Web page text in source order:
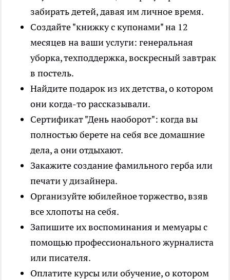
забирать детей, давая им личное время.
Создайте "книжку с купонами" на 12
месяцев на ваши услуги: генеральная
уборка, техподдержка, воскресный завтрак
в постель.
Найдите подарок из их детства, о котором
они когда-то рассказывали.
Сертификат "День наоборот": когда вы
полностью берете на себя все домашние
дела, а они отдыхают.
Закажите создание фамильного герба или
печати у дизайнера.
Организуйте юбилейное торжество, взяв
все хлопоты на себя.
Запишите их воспоминания и мемуары с
помощью профессионального журналиста
или писателя.
Оплатите курсы или обучение, о котором